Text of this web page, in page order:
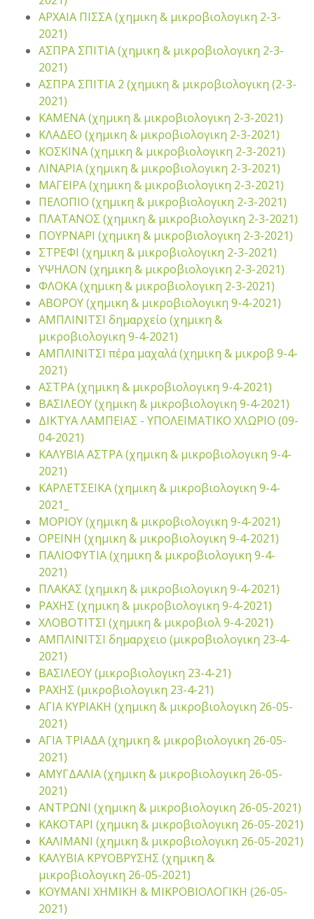
ΑΡΧΑΙΑ ΠΙΣΣΑ (χημικη & μικροβιολογικη 2-3-
2021)
ΑΣΠΡΑ ΣΠΙΤΙΑ (χημικη & μικροβιολογικη 2-3-
2021)
ΑΣΠΡΑ ΣΠΙΤΙΑ 2 (χημικη & μικροβιολογικη (2-3-
2021)
ΚΑΜΕΝΑ (χημικη & μικροβιολογικη 2-3-2021)
ΚΛΑΔΕΟ (χημικη & μικροβιολογικη 2-3-2021)
ΚΟΣΚΙΝΑ (χημικη & μικροβιολογικη 2-3-2021)
ΛΙΝΑΡΙΑ (χημικη & μικροβιολογικη 2-3-2021)
ΜΑΓΕΙΡΑ (χημικη & μικροβιολογικη 2-3-2021)
ΠΕΛΟΠΙΟ (χημικη & μικροβιολογικη 2-3-2021)
ΠΛΑΤΑΝΟΣ (χημικη & μικροβιολογικη 2-3-2021)
ΠΟΥΡΝΑΡΙ (χημικη & μικροβιολογικη 2-3-2021)
ΣΤΡΕΦΙ (χημικη & μικροβιολογικη 2-3-2021)
ΥΨΗΛΟΝ (χημικη & μικροβιολογικη 2-3-2021)
ΦΛΟΚΑ (χημικη & μικροβιολογικη 2-3-2021)
ΑΒΟΡΟΥ (χημικη & μικροβιολογικη 9-4-2021)
ΑΜΠΛΙΝΙΤΣΙ δημαρχείο (χημικη &
μικροβιολογικη 9-4-2021)
ΑΜΠΛΙΝΙΤΣΙ πέρα μαχαλά (χημικη & μικροβ 9-4-
2021)
ΑΣΤΡΑ (χημικη & μικροβιολογικη 9-4-2021)
ΒΑΣΙΛΕΟΥ (χημικη & μικροβιολογικη 9-4-2021)
ΔΙΚΤΥΑ ΛΑΜΠΕΙΑΣ - ΥΠΟΛΕΙΜΑΤΙΚΟ ΧΛΩΡΙΟ (09-
04-2021)
ΚΑΛΥΒΙΑ ΑΣΤΡΑ (χημικη & μικροβιολογικη 9-4-
2021)
ΚΑΡΛΕΤΣΕΙΚΑ (χημικη & μικροβιολογικη 9-4-
2021_
ΜΟΡΙΟΥ (χημικη & μικροβιολογικη 9-4-2021)
ΟΡΕΙΝΗ (χημικη & μικροβιολογικη 9-4-2021)
ΠΑΛΙΟΦΥΤΙΑ (χημικη & μικροβιολογικη 9-4-
2021)
ΠΛΑΚΑΣ (χημικη & μικροβιολογικη 9-4-2021)
ΡΑΧΗΣ (χημικη & μικροβιολογικη 9-4-2021)
ΧΛΟΒΟΤΙΤΣΙ (χημικη & μικροβιολ 9-4-2021)
ΑΜΠΛΙΝΙΤΣΙ δημαρχειο (μικροβιολογικη 23-4-
2021)
ΒΑΣΙΛΕΟΥ (μικροβιολογικη 23-4-21)
ΡΑΧΗΣ (μικροβιολογικη 23-4-21)
ΑΓΙΑ ΚΥΡΙΑΚΗ (χημικη & μικροβιολογικη 26-05-
2021)
ΑΓΙΑ ΤΡΙΑΔΑ (χημικη & μικροβιολογικη 26-05-
2021)
ΑΜΥΓΔΑΛΙΑ (χημικη & μικροβιολογικη 26-05-
2021)
ΑΝΤΡΩΝΙ (χημικη & μικροβιολογικη 26-05-2021)
ΚΑΚΟΤΑΡΙ (χημικη & μικροβιολογικη 26-05-2021)
ΚΑΛΙΜΑΝΙ (χημικη & μικροβιολογικη 26-05-2021)
ΚΑΛΥΒΙΑ ΚΡΥΟΒΡΥΣΗΣ (χημικη &
μικροβιολογικη 26-05-2021)
ΚΟΥΜΑΝΙ ΧΗΜΙΚΗ & ΜΙΚΡΟΒΙΟΛΟΓΙΚΗ (26-05-
2021)